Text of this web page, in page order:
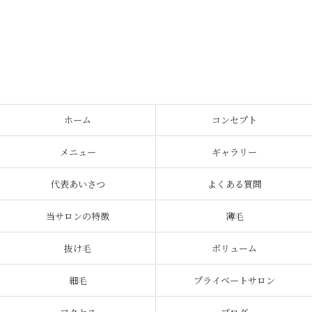
ホーム コンセプト
メニュー ギャラリー
代表あいさつ よくある質問
当サロンの特徴 薄毛
抜け毛 ボリューム
細毛 プライベートサロン